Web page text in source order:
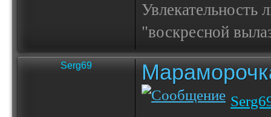
Увлекательность
"воскресной
Serg69